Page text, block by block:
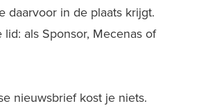
daarvoor in de plaats krijgt.
lid: als Sponsor, Mecenas of
nieuwsbrief kost je niets.